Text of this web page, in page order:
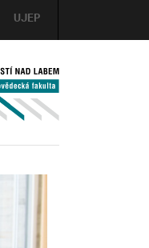
UJEP